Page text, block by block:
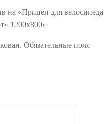
на «Прицеп для велосипеда
1200х800»
Обязательные поля